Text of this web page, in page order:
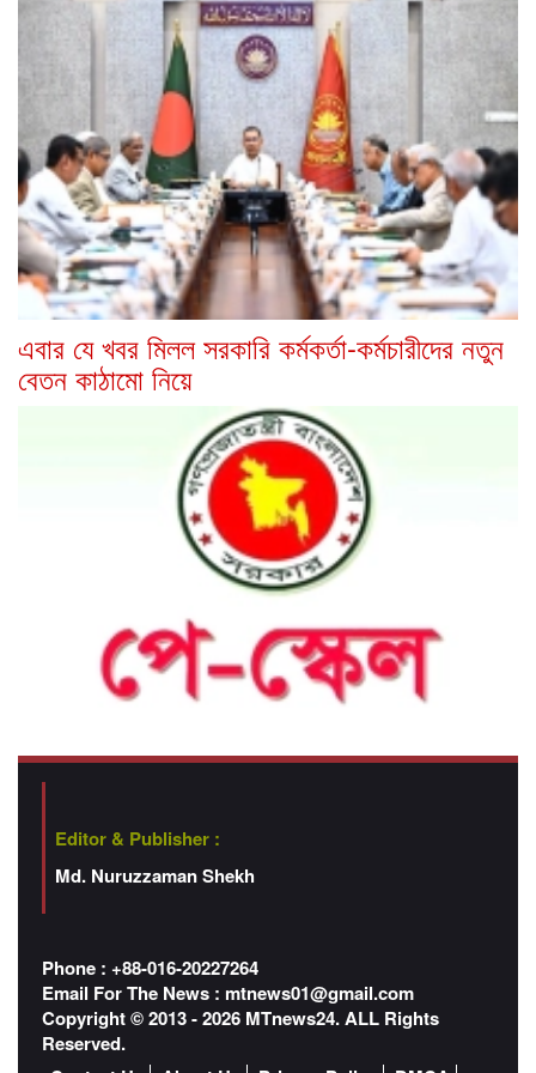
এবার যে খবর মিলল সরকারি কর্মকর্তা-কর্মচারীদের নতুন
বেতন কাঠামো নিয়ে
Editor & Publisher :
Md. Nuruzzaman Shekh
Phone : +88-016-20227264
Email For The News : mtnews01@gmail.com
Copyright © 2013 - 2026 MTnews24. ALL Rights
Reserved.